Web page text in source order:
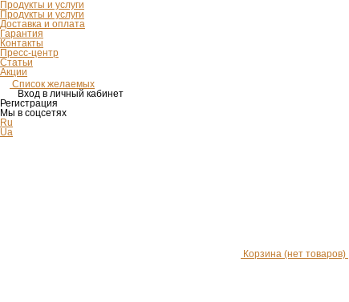
Продукты и услуги
Продукты и услуги
Доставка и оплата
Гарантия
Контакты
Пресс-центр
Статьи
Акции
Список желаемых
Вход в личный кабинет
Регистрация
Мы в соцсетях
Ru
Ua
Корзина (нет товаров)